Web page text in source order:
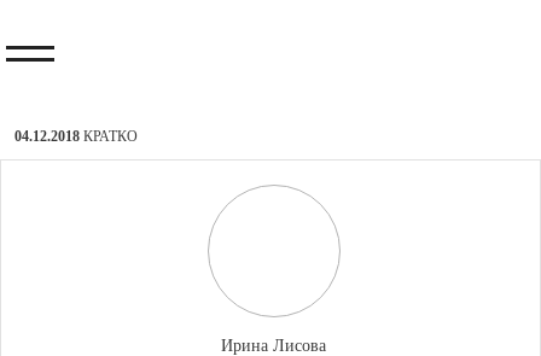
04.12.2018 КРАТКО
Ирина Лисова